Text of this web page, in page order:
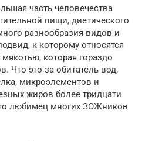
часть человечества
пищи, диетического
разнообразия видов и
к которому относятся
которая гораздо
Что это за обитатель вод,
микроэлементов и
жиров более тридцати
любимец многих ЗОЖников